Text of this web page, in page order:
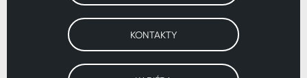
KONTAKTY